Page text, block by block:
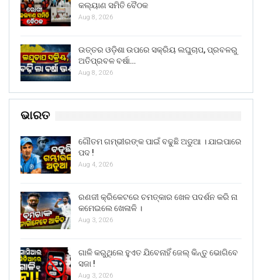
କଲ୍ୟାଣ ସମିତି ବୈଠକ
Aug 8, 2026
ଉତ୍ତର ଓଡ଼ିଶା ଉପରେ ସକ୍ରିୟ ଲଘୁଚାପ, ପ୍ରବଳରୁ
ଅତିପ୍ରବଳ ବର୍ଷା…
Aug 8, 2026
ଭାରତ
ଗୌତମ ଗମ୍ଭୀରଙ୍କ ପାଇଁ ବଢୁଛି ଅଡୁଆ । ଯାଇପାରେ
ପଦ !
Aug 4, 2026
ରଣଜୀ କ୍ରିକେଟରେ ଚମତ୍କାର ଖେଳ ପଦର୍ଶନ କରି ନା
କମେଇଲେ ଖେଳାଳି ।
Aug 3, 2026
ଗାଳି କରୁଥିଲେ ହୁଏତ ଯିବେନାହିଁ ଜେଲ୍ କିନ୍ତୁ ଭୋଗିବେ
ସଜା !
Aug 3, 2026